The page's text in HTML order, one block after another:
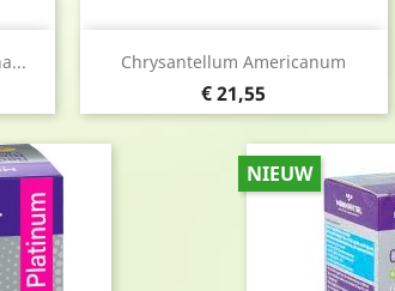
Chrysantellum Americanum
Prijs
€ 21,55
Snel bekijken
NIEUW